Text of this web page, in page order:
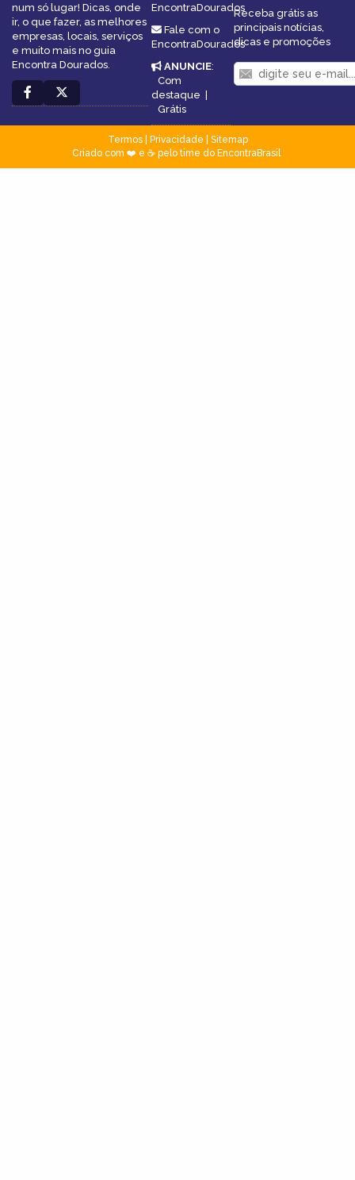
num só lugar! Dicas, onde
ir, o que fazer, as melhores
empresas, locais, serviços
e muito mais no guia
Encontra Dourados.
EncontraDourados
Fale com o
EncontraDourados
ANUNCIE:
Com
destaque |
Grátis
Receba grátis as
principais notícias,
dicas e promoções
Termos| Privacidade
Sitemap
Criado com ❤️ e ☕ pelo time do EncontraBrasil